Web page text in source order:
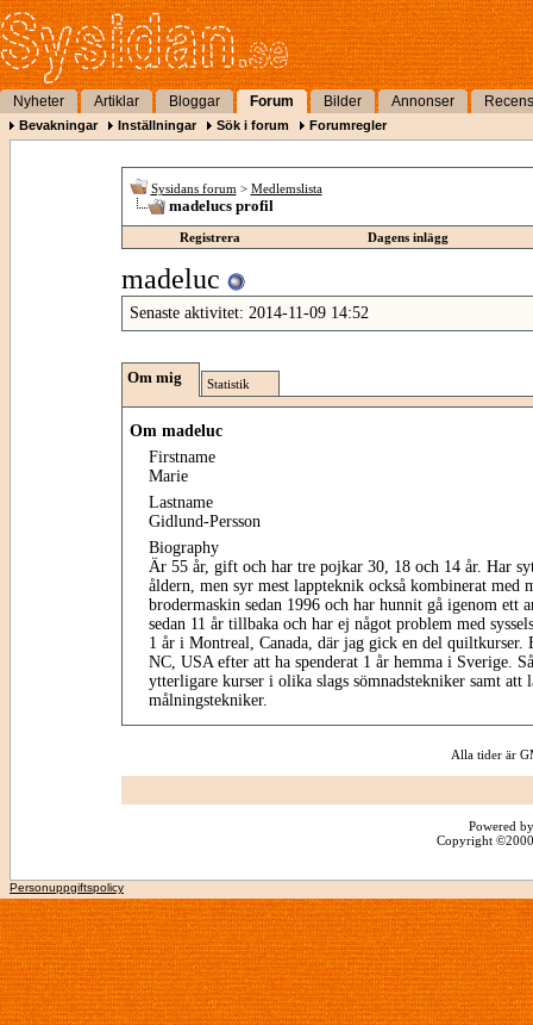
Nyheter Artiklar Bloggar Forum Bilder Annonser
Bevakningar Inställningar Sök i forum Forumregler
Sysidans forum > Medlemslista
madelucs profil
Registrera Dagens inlägg
madeluc
Senaste aktivitet: 2014-11-09 14:52
Om mig Statistik
Om madeluc
Firstname
Marie
Lastname
Gidlund-Persson
Biography
Är 55 år, gift och har tre pojkar 30, 18 och 14 år. Har
åldern, men syr mest lappteknik också kombinerat med
brodermaskin sedan 1996 och har hunnit gå igenom ett
sedan 11 år tillbaka och har ej något problem med
1 år i Montreal, Canada, där jag gick en del quiltkurser.
NC, USA efter att ha spenderat 1 år hemma i Sverige.
ytterligare kurser i olika slags sömnadstekniker samt att
målningstekniker.
Alla tider är
Powered
Copyright
Personuppgiftspolicy